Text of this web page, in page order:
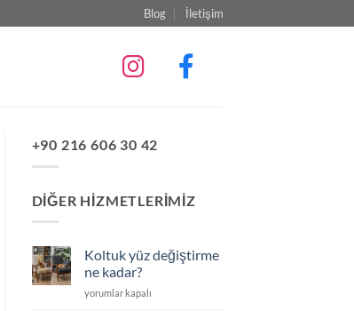
Blog İletişim
+90 216 606 30 42
DIĞER HIZMETLERIMIZ
Koltuk yüz değiştirme
ne kadar?
Koltuk
yorumlar kapalı